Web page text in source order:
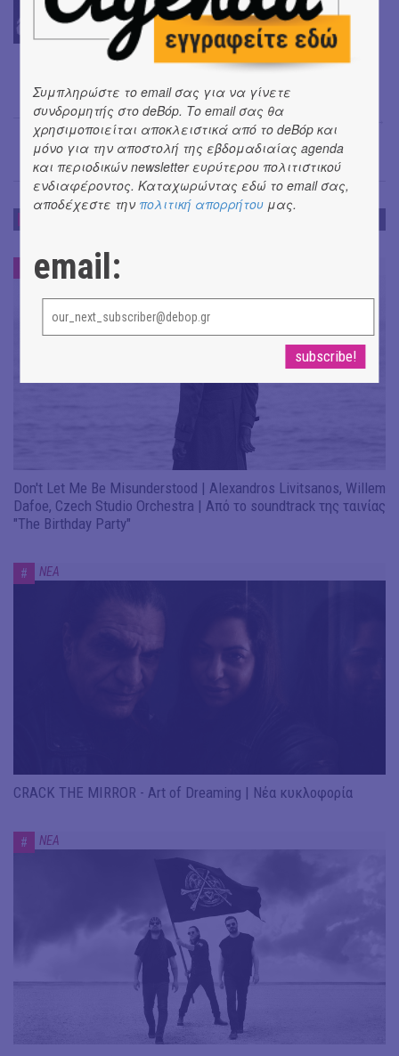
Μαρία Σπανουδάκη
ΝΕΑ
Don't Let Me Be Misunderstood | Alexandros Livitsanos, Willem
Dafoe, Czech Studio Orchestra | Από το soundtrack της ταινίας
"The Birthday Party"
# ΝΕΑ
CRACK THE MIRROR - Art of Dreaming | Νέα κυκλοφορία
# ΝΕΑ
Συμπληρώστε το email σας για να γίνετε
συνδρομητής στο deBόp. Το email σας θα
χρησιμοποιείται αποκλειστικά από το deBόp και
μόνο για την αποστολή της εβδομαδιαίας agenda
και περιοδικών newsletter ευρύτερου πολιτιστικού
ενδιαφέροντος. Καταχωρώντας εδώ το email σας,
αποδέχεστε την πολιτική απορρήτου μας.
email: